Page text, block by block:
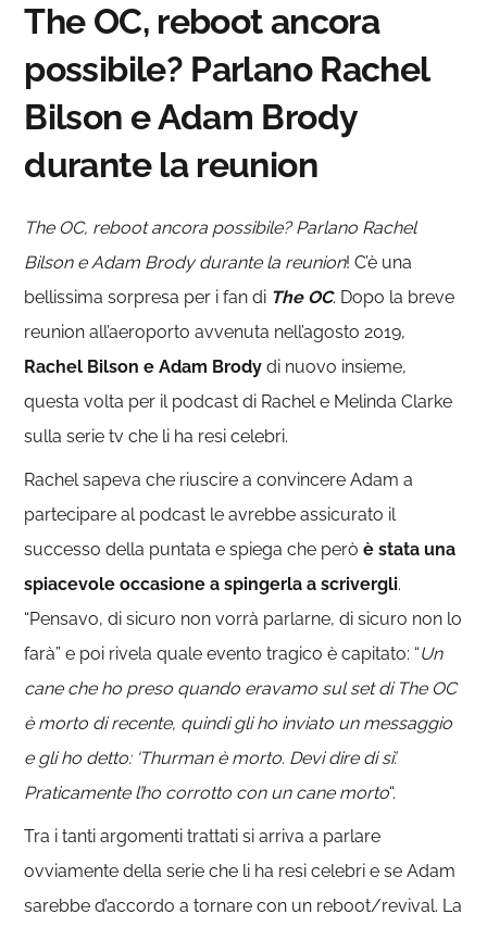
The OC, reboot ancora
possibile? Parlano Rachel
Bilson e Adam Brody
durante la reunion
The OC, reboot ancora possibile? Parlano Rachel
Bilson e Adam Brody durante la reunion! C’è una
bellissima sorpresa per i fan di The OC. Dopo la breve
reunion all’aeroporto avvenuta nell’agosto 2019,
Rachel Bilson e Adam Brody di nuovo insieme,
questa volta per il podcast di Rachel e Melinda Clarke
sulla serie tv che li ha resi celebri.
Rachel sapeva che riuscire a convincere Adam a
partecipare al podcast le avrebbe assicurato il
successo della puntata e spiega che peròè stata una
spiacevole occasione a spingerla a scrivergli.
“Pensavo, di sicuro non vorrà parlarne, di sicuro non lo
farà” e poi rivela quale evento tragico è capitato: “Un
cane che ho preso quando eravamo sul set di The OC
è morto di recente, quindi gli ho inviato un messaggio
e gli ho detto: ‘Thurman è morto. Devi dire di sì’.
Praticamente l’ho corrotto con un cane morto“.
Tra i tanti argomenti trattati si arriva a parlare
ovviamente della serie che li ha resi celebri e se Adam
sarebbe d’accordo a tornare con un reboot/revival. La